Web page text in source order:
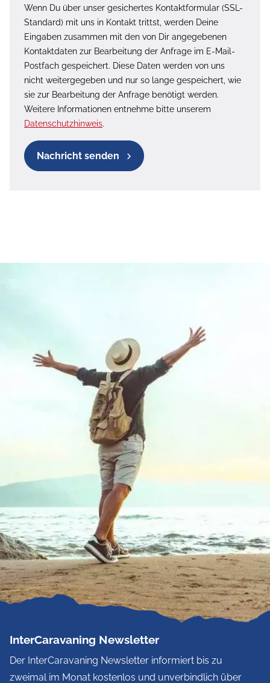
Wenn Du über unser gesichertes Kontaktformular (SSL-
Standard) mit uns in Kontakt trittst, werden Deine
Eingaben zusammen mit den von Dir angegebenen
Kontaktdaten zur Bearbeitung der Anfrage im E-Mail-
Postfach gespeichert. Diese Daten werden von uns
nicht weitergegeben und nur so lange gespeichert, wie
sie zur Bearbeitung der Anfrage benötigt werden.
Weitere Informationen entnehme bitte unserem
Datenschutzhinweis.
Nachricht senden
InterCaravaning Newsletter
Der InterCaravaning Newsletter informiert bis zu
zweimal im Monat kostenlos und unverbindlich über